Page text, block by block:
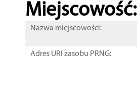
Miejscowość:
Nazwa miejscowości:
Adres URI zasobu PRNG: